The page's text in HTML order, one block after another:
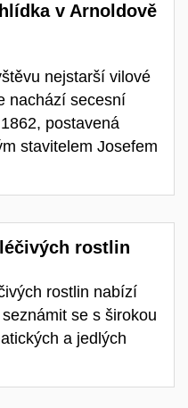
v Arnoldově
nejstarší vilové
nachází secesní
postavená
stavitelem Josefem
rostlin
rostlin nabízí
se s širokou
a jedlých